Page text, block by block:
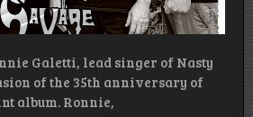
Galetti, lead singer of Nasty
of the 35th anniversary of
album. Ronnie,